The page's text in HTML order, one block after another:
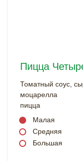
Пицца
Томатный соус,
моцарелла
пицца
Малая
Средняя
Большая